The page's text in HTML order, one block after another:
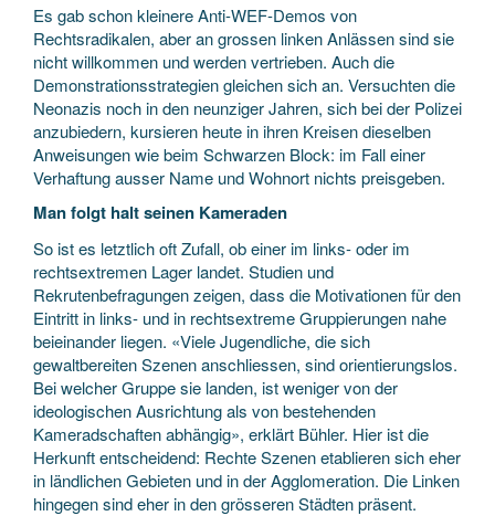
Es gab schon kleinere Anti-WEF-Demos von
Rechtsradikalen, aber an grossen linken Anlässen sind sie
nicht willkommen und werden vertrieben. Auch die
Demonstrationsstrategien gleichen sich an. Versuchten die
Neonazis noch in den neunziger Jahren, sich bei der Polizei
anzubiedern, kursieren heute in ihren Kreisen dieselben
Anweisungen wie beim Schwarzen Block: im Fall einer
Verhaftung ausser Name und Wohnort nichts preisgeben.
Man folgt halt seinen Kameraden
So ist es letztlich oft Zufall, ob einer im links- oder im
rechtsextremen Lager landet. Studien und
Rekrutenbefragungen zeigen, dass die Motivationen für den
Eintritt in links- und in rechtsextreme Gruppierungen nahe
beieinander liegen. «Viele Jugendliche, die sich
gewaltbereiten Szenen anschliessen, sind orientierungslos.
Bei welcher Gruppe sie landen, ist weniger von der
ideologischen Ausrichtung als von bestehenden
Kameradschaften abhängig», erklärt Bühler. Hier ist die
Herkunft entscheidend: Rechte Szenen etablieren sich eher
in ländlichen Gebieten und in der Agglomeration. Die Linken
hingegen sind eher in den grösseren Städten präsent.